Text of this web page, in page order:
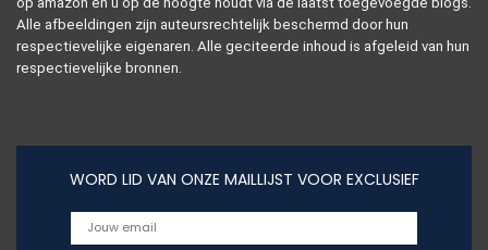
Alle afbeeldingen zijn auteursrechtelijk beschermd door hun
respectievelijke eigenaren. Alle geciteerde inhoud is afgeleid van hun
respectievelijke bronnen.
WORD LID VAN ONZE MAILLIJST VOOR EXCLUSIEF